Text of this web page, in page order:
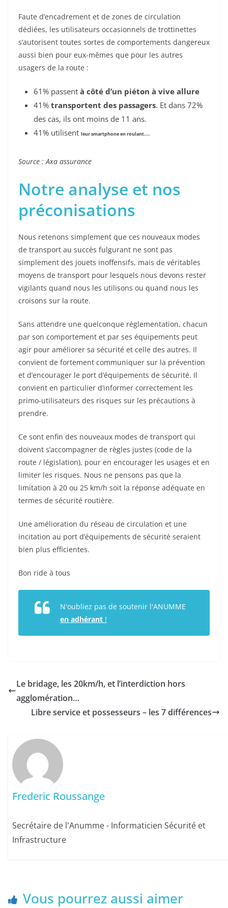
Faute d’encadrement et de zones de circulation
dédiées, les utilisateurs occasionnels de trottinettes
s’autorisent toutes sortes de comportements dangereux
aussi bien pour eux-mêmes que pour les autres
usagers de la route :
61% passent à côté d’un piéton à vive allure
41% transportent des passagers. Et dans 72%
des cas, ils ont moins de 11 ans.
41% utilisent leur smartphone en roulant…
Source : Axa assurance
Notre analyse et nos
préconisations
Nous retenons simplement que ces nouveaux modes
de transport au succès fulgurant ne sont pas
simplement des jouets inoffensifs, mais de véritables
moyens de transport pour lesquels nous devons rester
vigilants quand nous les utilisons ou quand nous les
croisons sur la route.
Sans attendre une quelconque réglementation, chacun
par son comportement et par ses équipements peut
agir pour améliorer sa sécurité et celle des autres. Il
convient de fortement communiquer sur la prévention
et d’encourager le port d’équipements de sécurité. Il
convient en particulier d’informer correctement les
primo-utilisateurs des risques sur les précautions à
prendre.
Ce sont enfin des nouveaux modes de transport qui
doivent s’accompagner de règles justes (code de la
route / législation), pour en encourager les usages et en
limiter les risques. Nous ne pensons pas que la
limitation à 20 ou 25 km/h soit la réponse adéquate en
termes de sécurité routière.
Une amélioration du réseau de circulation et une
incitation au port d’équipements de sécurité seraient
bien plus efficientes.
Bon ride à tous
N'oubliez pas de soutenir l'ANUMME
en adhérant !
Le bridage, les 20km/h, et l’interdiction hors
agglomération…
Libre service et possesseurs – les 7 différences
Frederic Roussange
Secrétaire de l'Anumme - Informaticien Sécurité et
Infrastructure
Vous pourrez aussi aimer